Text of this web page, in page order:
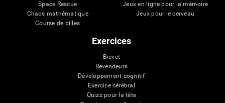
Space Rescue
Chaos mathématique
Course de billes
Jeux en ligne pour la mémoire
Jeux pour le cerveau
Exercices
Brevet
Revendeurs
Développement cognitif
Exercice cérébral
Quizz pour la tête